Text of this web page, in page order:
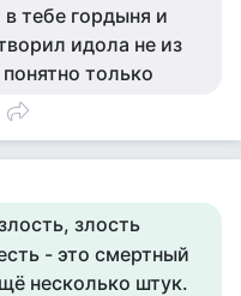
тебе гордыня и
идола не из
только
злость
- это смертный
несколько штук.